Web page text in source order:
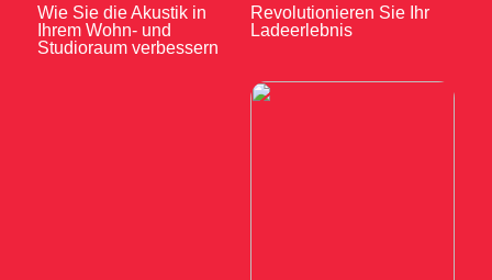
Wie Sie die Akustik in
Ihrem Wohn- und
Studioraum verbessern
Revolutionieren Sie Ihr
Ladeerlebnis